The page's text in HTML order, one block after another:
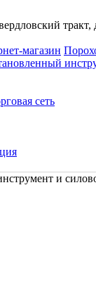
тракт,
магазин
сеть
и